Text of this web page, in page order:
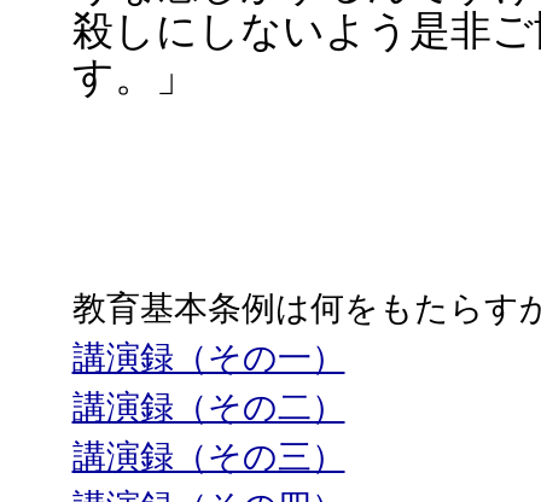
殺しにしないよう是非
す。」
教育基本条例は何をもたら
講演録（その一）
講演録（その二）
講演録（その三）